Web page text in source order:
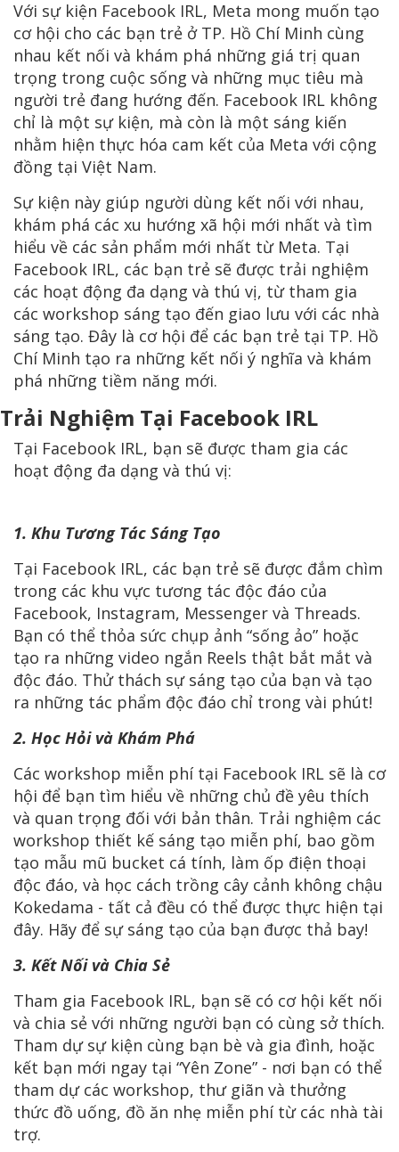
Với sự kiện Facebook IRL, Meta mong muốn tạo
cơ hội cho các bạn trẻ ở TP. Hồ Chí Minh cùng
nhau kết nối và khám phá những giá trị quan
trọng trong cuộc sống và những mục tiêu mà
người trẻ đang hướng đến. Facebook IRL không
chỉ là một sự kiện, mà còn là một sáng kiến
nhằm hiện thực hóa cam kết của Meta với cộng
đồng tại Việt Nam.
Sự kiện này giúp người dùng kết nối với nhau,
khám phá các xu hướng xã hội mới nhất và tìm
hiểu về các sản phẩm mới nhất từ Meta. Tại
Facebook IRL, các bạn trẻ sẽ được trải nghiệm
các hoạt động đa dạng và thú vị, từ tham gia
các workshop sáng tạo đến giao lưu với các nhà
sáng tạo. Đây là cơ hội để các bạn trẻ tại TP. Hồ
Chí Minh tạo ra những kết nối ý nghĩa và khám
phá những tiềm năng mới.
Trải Nghiệm Tại Facebook IRL
Tại Facebook IRL, bạn sẽ được tham gia các
hoạt động đa dạng và thú vị:
1. Khu Tương Tác Sáng Tạo
Tại Facebook IRL, các bạn trẻ sẽ được đắm chìm
trong các khu vực tương tác độc đáo của
Facebook, Instagram, Messenger và Threads.
Bạn có thể thỏa sức chụp ảnh “sống ảo” hoặc
tạo ra những video ngắn Reels thật bắt mắt và
độc đáo. Thử thách sự sáng tạo của bạn và tạo
ra những tác phẩm độc đáo chỉ trong vài phút!
2. Học Hỏi và Khám Phá
Các workshop miễn phí tại Facebook IRL sẽ là cơ
hội để bạn tìm hiểu về những chủ đề yêu thích
và quan trọng đối với bản thân. Trải nghiệm các
workshop thiết kế sáng tạo miễn phí, bao gồm
tạo mẫu mũ bucket cá tính, làm ốp điện thoại
độc đáo, và học cách trồng cây cảnh không chậu
Kokedama - tất cả đều có thể được thực hiện tại
đây. Hãy để sự sáng tạo của bạn được thả bay!
3. Kết Nối và Chia Sẻ
Tham gia Facebook IRL, bạn sẽ có cơ hội kết nối
và chia sẻ với những người bạn có cùng sở thích.
Tham dự sự kiện cùng bạn bè và gia đình, hoặc
kết bạn mới ngay tại “Yên Zone” - nơi bạn có thể
tham dự các workshop, thư giãn và thưởng
thức đồ uống, đồ ăn nhẹ miễn phí từ các nhà tài
trợ.